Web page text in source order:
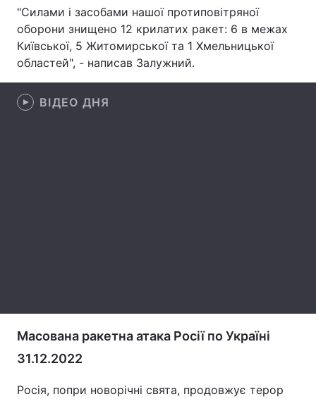
Цікавинки
Екологія Регіони
Лонгріди
Відео з Youtube
Тема оформлення
"Силами і засобами нашої протиповітряної
оборони знищено 12 крилатих ракет: 6 в межах
Київської, 5 Житомирської та 1 Хмельницької
областей", - написав Залужний.
ВІДЕО ДНЯ
Масована ракетна атака Росії по Україні
31.12.2022
Росія, попри новорічні свята, продовжує терор